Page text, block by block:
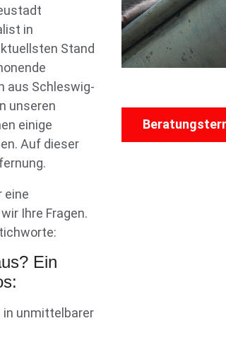
in
Stand
aus Schleswig-
unseren
einige
Auf dieser
eine
Ihre Fragen.
Ein
in unmittelbarer